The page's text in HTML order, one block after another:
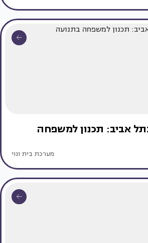
אביב: תכנון למשפחה
מערכת בית ונוי